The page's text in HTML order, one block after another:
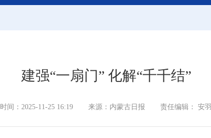
建强“一扇门” 化解“千千结”
时间：2025-11-25 16:19 来源：内蒙古日报 责任编辑： 安羽